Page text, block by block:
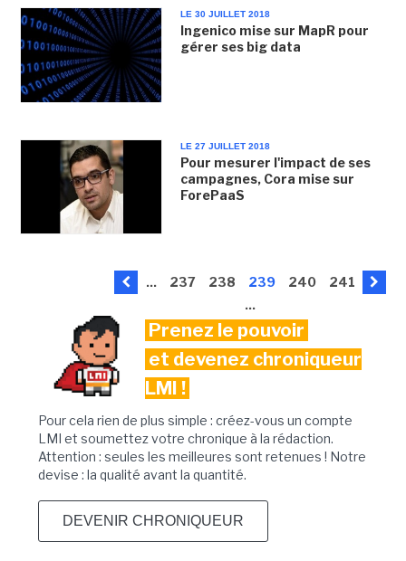
LE 30 JUILLET 2018
Ingenico mise sur MapR pour
gérer ses big data
LE 27 JUILLET 2018
Pour mesurer l'impact de ses
campagnes, Cora mise sur
ForePaaS
... 237 238 239 240
241
...
Prenez le pouvoir
et devenez chroniqueur
LMI !
Pour cela rien de plus simple : créez-vous un compte
LMI et soumettez votre chronique à la rédaction.
Attention : seules les meilleures sont retenues ! Notre
devise : la qualité avant la quantité.
DEVENIR CHRONIQUEUR